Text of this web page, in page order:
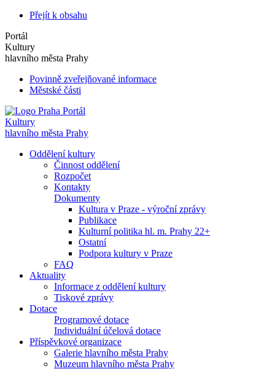
Přejít k obsahu
Portál
Kultury
hlavního města Prahy
Povinně zveřejňované informace
Městské části
Portál
Kultury
hlavního města Prahy
Oddělení kultury
Činnost oddělení
Rozpočet
Kontakty
Dokumenty
Kultura v Praze - výroční zprávy
Publikace
Kulturní politika hl. m. Prahy 22+
Ostatní
Podpora kultury v Praze
FAQ
Aktuality
Informace z oddělení kultury
Tiskové zprávy
Dotace
Programové dotace
Individuální účelová dotace
Příspěvkové organizace
Galerie hlavního města Prahy
Muzeum hlavního města Prahy